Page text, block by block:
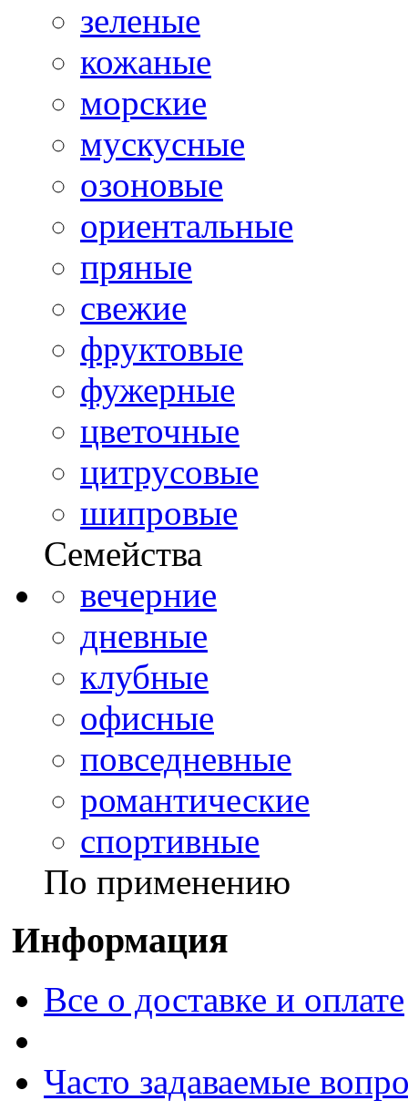
зеленые
кожаные
морские
мускусные
озоновые
ориентальные
пряные
свежие
фруктовые
фужерные
цветочные
цитрусовые
шипровые
Семейства
вечерние
дневные
клубные
офисные
повседневные
романтические
спортивные
По применению
Информация
Все о доставке и оплате
Часто задаваемые